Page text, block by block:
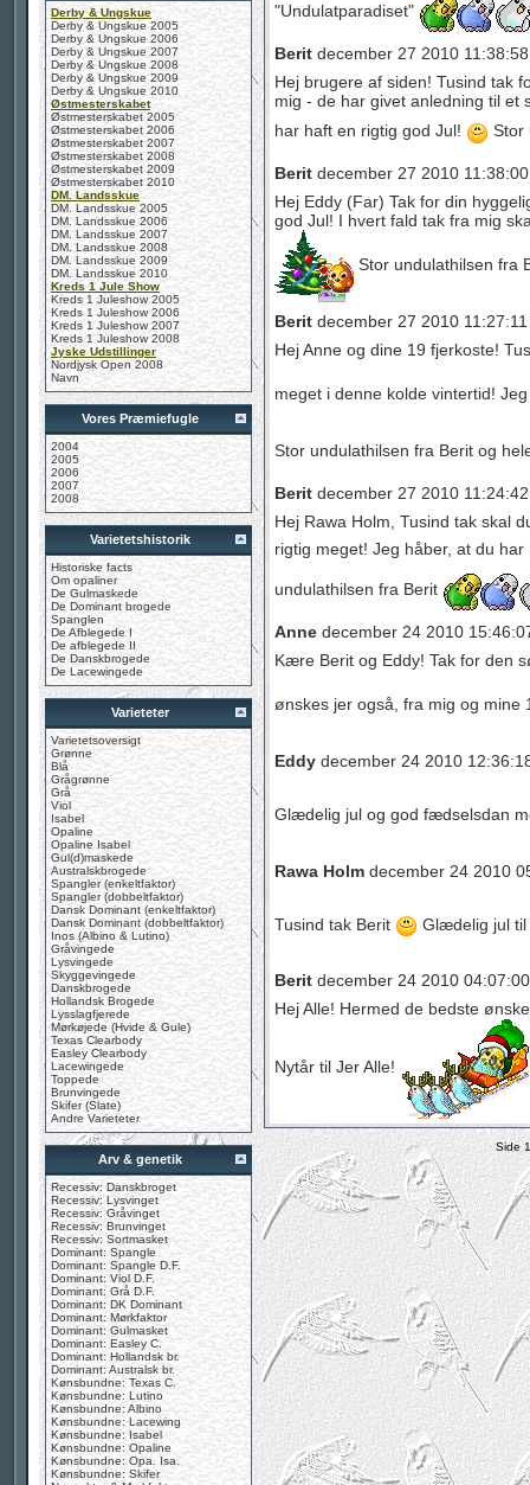
Derby & Ungskue
Derby & Ungskue 2005
Derby & Ungskue 2006
Derby & Ungskue 2007
Derby & Ungskue 2008
Derby & Ungskue 2009
Derby & Ungskue 2010
Østmesterskabet
Østmesterskabet 2005
Østmesterskabet 2006
Østmesterskabet 2007
Østmesterskabet 2008
Østmesterskabet 2009
Østmesterskabet 2010
DM. Landsskue
DM. Landsskue 2005
DM. Landsskue 2006
DM. Landsskue 2007
DM. Landsskue 2008
DM. Landsskue 2009
DM. Landsskue 2010
Kreds 1 Jule Show
Kreds 1 Juleshow 2005
Kreds 1 Juleshow 2006
Kreds 1 Juleshow 2007
Kreds 1 Juleshow 2008
Jyske Udstillinger
Nordjysk Open 2008
Navn
Vores Præmiefugle
2004
2005
2006
2007
2008
Varietetshistorik
Historiske facts
Om opaliner
De Gulmaskede
De Dominant brogede
Spanglen
De Afblegede I
De afblegede II
De Danskbrogede
De Lacewingede
Varieteter
Varietetsoversigt
Grønne
Blå
Grågrønne
Grå
Viol
Isabel
Opaline
Opaline Isabel
Gul(d)maskede
Australskbrogede
Spangler (enkeltfaktor)
Spangler (dobbeltfaktor)
Dansk Dominant (enkeltfaktor)
Dansk Dominant (dobbeltfaktor)
Inos (Albino & Lutino)
Gråvingede
Lysvingede
Skyggevingede
Danskbrogede
Hollandsk Brogede
Lysslagfjerede
Mørkøjede (Hvide & Gule)
Texas Clearbody
Easley Clearbody
Lacewingede
Toppede
Brunvingede
Skifer (Slate)
Andre Varieteter
Arv & genetik
Recessiv: Danskbroget
Recessiv: Lysvinget
Recessiv: Gråvinget
Recessiv: Brunvinget
Recessiv: Sortmasket
Dominant: Spangle
Dominant: Spangle D.F.
Dominant: Viol D.F.
Dominant: Grå D.F.
Dominant: DK Dominant
Dominant: Mørkfaktor
Dominant: Gulmasket
Dominant: Easley C.
Dominant: Hollandsk br.
Dominant: Australsk br.
Kønsbundne: Texas C.
Kønsbundne: Lutino
Kønsbundne: Albino
Kønsbundne: Lacewing
Kønsbundne: Isabel
Kønsbundne: Opaline
Kønsbundne: Opa. Isa.
Kønsbundne: Skifer
"Undulatparadiset"
Berit december 27 2010 11:38:58
Hej brugere af siden! Tusind tak
mig - de har givet anledning til
har haft en rigtig god Jul!
Stor
Berit december 27 2010 11:38:00
Hej Eddy (Far) Tak for din
god Jul! I hvert fald tak fra mig
Stor undulathilsen fra
Berit december 27 2010 11:27:11
Hej Anne og dine 19 fjerkoste!
meget i denne kolde vintertid!
Stor undulathilsen fra Berit og
Berit december 27 2010 11:24:42
Hej Rawa Holm, Tusind tak skal
rigtig meget! Jeg håber, at du
undulathilsen fra Berit
Anne december 24 2010
Kære Berit og Eddy! Tak for den
ønskes jer også, fra mig og mine
Eddy december 24 2010
Glædelig jul og god fædselsdan
Rawa Holm december 24 2010
Tusind tak Berit Glædelig jul
Berit december 24 2010 04:07:00
Hej Alle! Hermed de bedste
Nytår til Jer Alle!
Side